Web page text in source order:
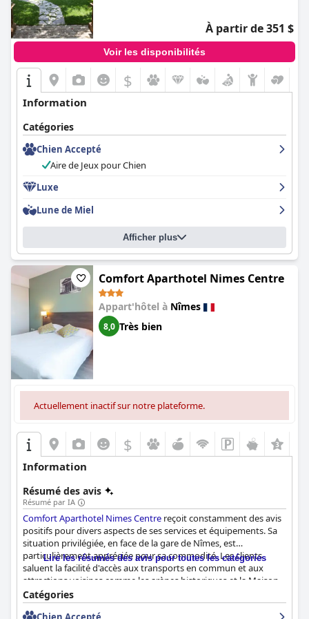
Enfin, la qualité de la literie est soulignée comme étant très
confortable par la plupart des clients, bien que quelques-uns
aient rencontré des problèmes de dureté et de bruit.
Hôtel & Spa Vateloffre un séjour globalement
satisfaisant et agréable, excellant en matière de service, de
confort et de commodité.
À partir de 351 $
Voir les disponibilités
$
Information
Catégories
Chien Accepté
Aire de Jeux pour Chien
Luxe
Lune de Miel
Afficher plus
Comfort Aparthotel Nimes Centre
Appart'hôtel à Nîmes
8,0 Très bien
Actuellement inactif sur notre plateforme.
$
Information
Résumé des avis
Résumé par IA
Comfort Aparthotel Nimes Centre reçoit constamment des avis
positifs pour divers aspects de ses services et équipements. Sa
situation privilégiée, en face de la gare de Nîmes, est
particulièrement appréciée pour sa commodité. Les clients
saluent la facilité d'accès aux transports en commun et aux
attractions voisines comme les arènes historiques et la Maison
Carrée, toutes accessibles à pied. Malgré sa centralité, l'hôtel
maintient une atmosphère tranquille qui assure des nuits
Lire les résumés des avis pour toutes les catégories
Catégories